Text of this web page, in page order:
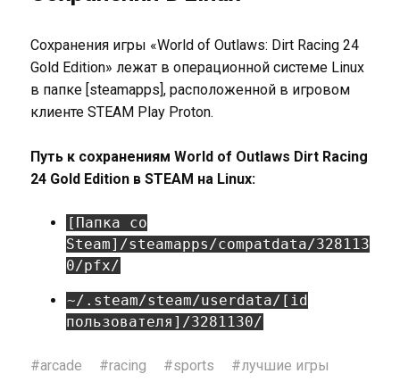
Сохранения игры «World of Outlaws: Dirt Racing 24
Gold Edition» лежат в операционной системе Linux
в папке [steamapps], расположенной в игровом
клиенте STEAM Play Proton.
Путь к сохранениям World of Outlaws Dirt Racing
24 Gold Edition в STEAM на Linux:
[Папка со
Steam]/steamapps/compatdata/328113
0/pfx/
~/.steam/steam/userdata/[id
пользователя]/3281130/
#arcade #racing #sports #лучшие игры